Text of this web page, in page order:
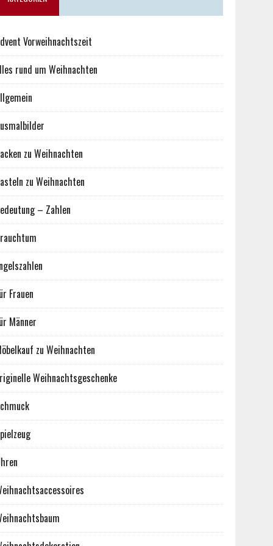
Vorweihnachtszeit
rund um Weihnachten
zu Weihnachten
zu Weihnachten
– Zahlen
Frauen
Männer
zu Weihnachten
Weihnachtsgeschenke